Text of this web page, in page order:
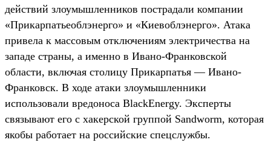
действий злоумышленников пострадали компании
«Прикарпатьеоблэнерго» и «Киевоблэнерго». Атака
привела к массовым отключениям электричества на
западе страны, а именно в Ивано-Франковской
области, включая столицу Прикарпатья — Ивано-
Франковск. В ходе атаки злоумышленники
использовали вредоноса BlackEnergy. Эксперты
связывают его с хакерской группой Sandworm, которая
якобы работает на российские спецслужбы.